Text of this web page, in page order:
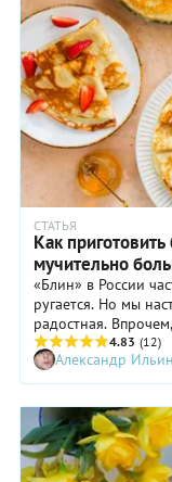
СТАТЬЯ
Как
мучительно
«Блин» в России
ругается. Но мы
радостная.
как минимум 3
можете проверить
4.83 (12)
Александр Ильин